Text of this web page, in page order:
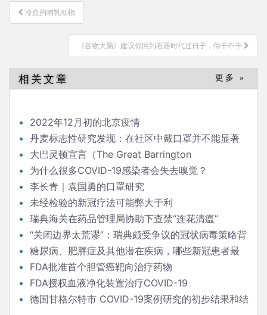
文
章
冷血的哺乳动物
《谷物大脑》建议你回到石器时代过日子，你干不干
相关文章 更多 »
2022年12月初的北京疫情
丹麦标志性研究发现：在社区中戴口罩并不能显著
降低（新冠）感染率
大巴灵顿宣言（The Great Barrington
Declaration）
为什么很多COVID-19感染者会失去嗅觉？
李长青｜袁国勇的口罩研究
未经检验的新冠疗法可能弊大于利
瑞典海关在药品管理局协助下查禁“连花清瘟”
“关闭边界太荒谬”：瑞典颇受争议的冠状病毒策略背
后的流行病学家
糖尿病、肥胖症及其他潜在疾病，哪些新冠患者最
危险？
FDA批准首个胆管癌靶向治疗药物
FDA授权血液净化装置治疗COVID-19
德国甘格尔特市 COVID-19案例研究的初步结果和结